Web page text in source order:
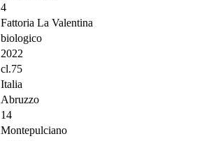
4
Fattoria La Valentina
biologico
2022
cl.75
Italia
Abruzzo
14
Montepulciano